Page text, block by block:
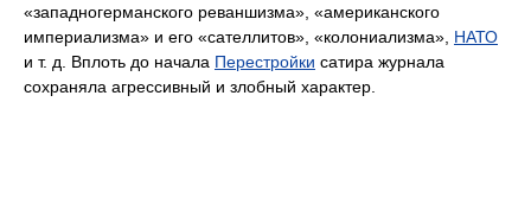
«западногерманского реваншизма», «американского
империализма» и его «сателлитов», «колониализма», НАТО
и т. д. Вплоть до начала Перестройки сатира журнала
сохраняла агрессивный и злобный характер.